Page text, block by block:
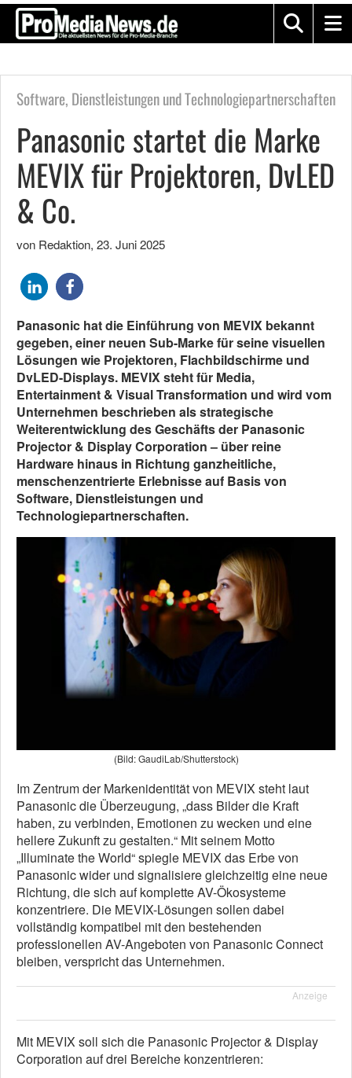
Software, Dienstleistungen und Technologiepartnerschaften
Panasonic startet die Marke
MEVIX für Projektoren, DvLED
& Co.
von Redaktion, 23. Juni 2025
Panasonic hat die Einführung von MEVIX bekannt
gegeben, einer neuen Sub-Marke für seine visuellen
Lösungen wie Projektoren, Flachbildschirme und
DvLED-Displays. MEVIX steht für Media,
Entertainment & Visual Transformation und wird vom
Unternehmen beschrieben als strategische
Weiterentwicklung des Geschäfts der Panasonic
Projector & Display Corporation – über reine
Hardware hinaus in Richtung ganzheitliche,
menschenzentrierte Erlebnisse auf Basis von
Software, Dienstleistungen und
Technologiepartnerschaften.
(Bild: GaudiLab/Shutterstock)
Im Zentrum der Markenidentität von MEVIX steht laut
Panasonic die Überzeugung, „dass Bilder die Kraft
haben, zu verbinden, Emotionen zu wecken und eine
hellere Zukunft zu gestalten.“ Mit seinem Motto
„Illuminate the World“ spiegle MEVIX das Erbe von
Panasonic wider und signalisiere gleichzeitig eine neue
Richtung, die sich auf komplette AV-Ökosysteme
konzentriere. Die MEVIX-Lösungen sollen dabei
vollständig kompatibel mit den bestehenden
professionellen AV-Angeboten von Panasonic Connect
bleiben, verspricht das Unternehmen.
Anzeige
Mit MEVIX soll sich die Panasonic Projector & Display
Corporation auf drei Bereiche konzentrieren: